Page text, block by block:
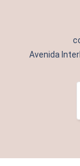
Avenida